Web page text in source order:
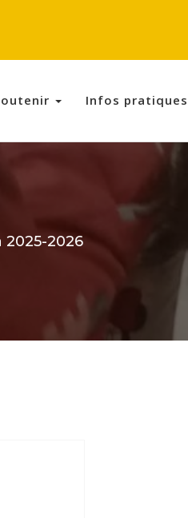
Infos pratiques
2026